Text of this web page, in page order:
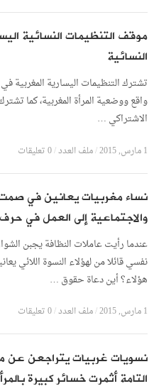
موقف التنظيمات النسائية
النسائية
تشترك التنظيمات اليسارية المغربية
واقع ووضعية المرأة المغربية، كما
الاشتراكي …
1 مارس, 2015 /ملف العدد/0 تعليقات
نساء مغربيات يعانين في
والاجتماعية إلى العمل في
عندما رأيت عاملات النظافة يجبن
نفسي قائلا من لهؤلاء النسوة اللائي
هؤلاء؟ أين دعاة حقوق …
1 مارس, 2015 /ملف العدد/0 تعليقات
نسويات غربيات يتراجعن عن
التامة أثمرت خسائر كبيرة